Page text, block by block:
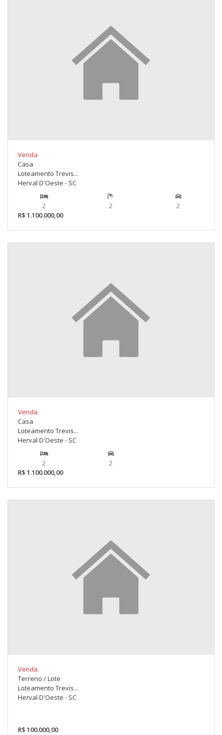
Venda
Casa
Loteamento Trevis...
Herval D'Oeste - SC
2 2
2
R$ 1.100.000,00
Venda
Casa
Loteamento Trevis...
Herval D'Oeste - SC
2
2
R$ 1.100.000,00
Venda
Terreno / Lote
Loteamento Trevis...
Herval D'Oeste - SC
R$ 100.000,00